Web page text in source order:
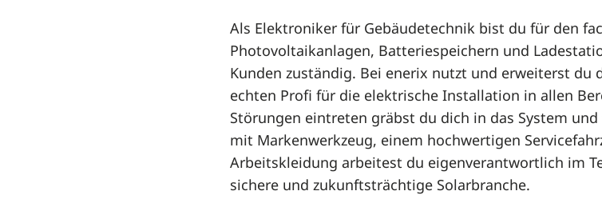
Als Elektroniker für Gebäudetechnik bist du für den
Photovoltaikanlagen, Batteriespeichern und
Kunden zuständig. Bei enerix nutzt und erweiterst du
echten Profi für die elektrische Installation in allen
Störungen eintreten gräbst du dich in das System
mit Markenwerkzeug, einem hochwertigen
Arbeitskleidung arbeitest du eigenverantwortlich im
sichere und zukunftsträchtige Solarbranche.